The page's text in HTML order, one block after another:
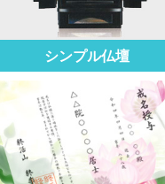
シンプル仏壇